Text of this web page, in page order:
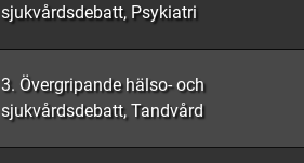
sjukvårdsdebatt, Psykiatri
3. Övergripande hälso- och
sjukvårdsdebatt, Tandvård